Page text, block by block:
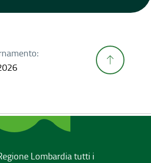
Lombardia tutti i